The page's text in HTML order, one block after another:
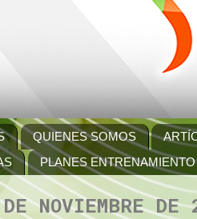
QUIENES SOMOS
PLANES ENTRENAMIENTO
NOVIEMBRE DE